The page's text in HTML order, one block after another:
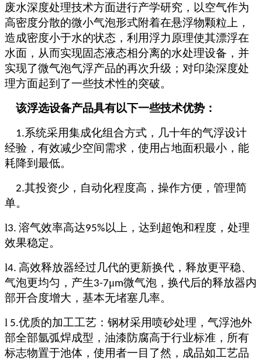
废水深度处理技术方面进行产学研究， 以空气作为
高密度分散的微小气泡形式附着在悬浮物颗粒上，
造成密度小于水的状态，利用浮力原理使其漂浮在
水面，从而实现固态液态相分离的水处理设备，并
实现了微气泡气浮产品的再次升级 ；对印染深度处
理方面起到了一些技术性的突破。
该浮选设备产品具有以下一些技术优势：
1.系统采用集成化组合方式，几十年的气浮设计
经验，有效减少空间需求，使用占地面积最小，能
耗降到最低。
2.其投资少， 自动化程度高，操作方便，管理简
单。
l3. 溶气效率高达95% 以上，达到超饱和程度，处理
效果稳定。
l4. 高效释放器经过几代的更新换代，释放更平稳、
气泡更均匀，产生3-7μm微气泡，换代后的释放器内
部开合度增大，基本无堵塞几率。
l 5.优质的加工工艺：钢材采用喷砂处理，气浮池外
部全部氩弧焊成型，油漆防腐高于行业标准，所有
标志物置于池体，使用者一目了然，成品如工艺品